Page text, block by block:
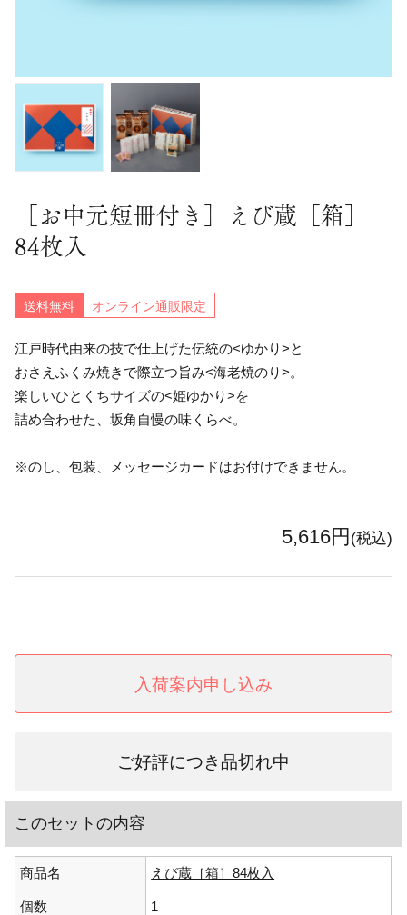
［お中元短冊付き］えび蔵［箱］
84枚入
送料無料 オンライン通販限定
江戸時代由来の技で仕上げた伝統の<ゆかり>と
おさえふくみ焼きで際立つ旨み<海老焼のり>。
楽しいひとくちサイズの<姫ゆかり>を
詰め合わせた、坂角自慢の味くらべ。
※のし、包装、メッセージカードはお付けできません。
5,616円 (税込)
入荷案内申し込み
ご好評につき品切れ中
このセットの内容
商品名 えび蔵［箱］84枚入
個数 1